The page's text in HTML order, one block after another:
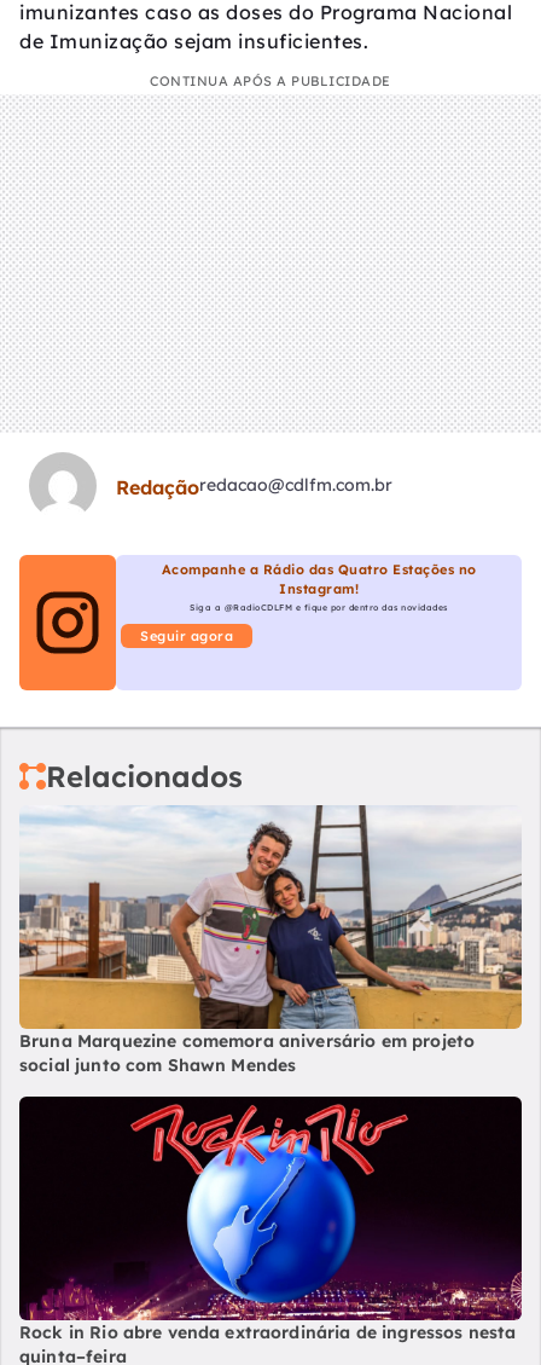
imunizantes caso as doses do Programa Nacional
de Imunização sejam insuficientes.
CONTINUA APÓS A PUBLICIDADE
Redaçãoredacao@cdlfm.com.br
Acompanhe a Rádio das Quatro Estações no
Instagram!
Siga a @RadioCDLFM e fique por dentro das novidades
Seguir agora
Relacionados
Bruna Marquezine comemora aniversário em projeto
social junto com Shawn Mendes
Rock in Rio abre venda extraordinária de ingressos nesta
quinta–feira